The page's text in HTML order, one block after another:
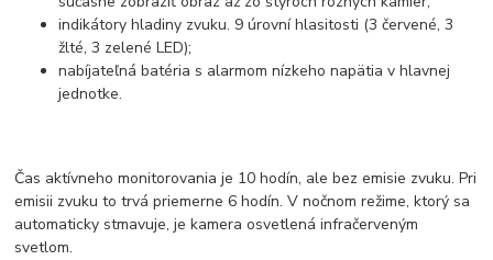
indikátory hladiny zvuku. 9 úrovní hlasitosti (3 červené, 3
žlté, 3 zelené LED);
nabíjateľná batéria s alarmom nízkeho napätia v hlavnej
jednotke.
Čas aktívneho monitorovania je 10 hodín, ale bez emisie zvuku. Pri
emisii zvuku to trvá priemerne 6 hodín. V nočnom režime, ktorý sa
automaticky stmavuje, je kamera osvetlená infračerveným
svetlom.